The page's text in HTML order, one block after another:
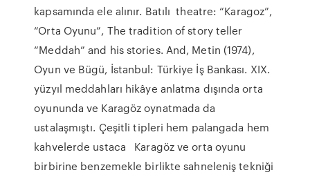
kapsamında ele alınır. Batılı theatre: “Karagoz”,
“Orta Oyunu”, The tradition of story teller
“Meddah” and his stories. And, Metin (1974),
Oyun ve Bügü, İstanbul: Türkiye İş Bankası. XIX.
yüzyıl meddahları hikâye anlatma dışında orta
oyununda ve Karagöz oynatmada da
ustalaşmıştı. Çeşitli tipleri hem palangada hem
kahvelerde ustaca Karagöz ve orta oyunu
birbirine benzemekle birlikte sahneleniş tekniği